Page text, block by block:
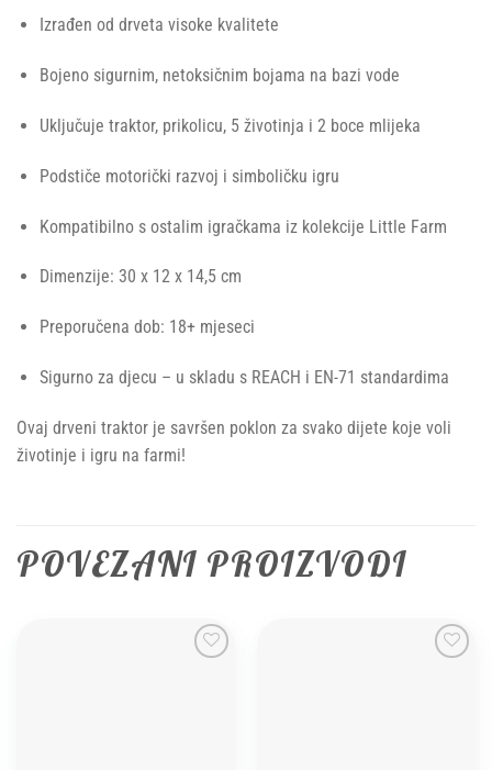
Izrađen od drveta visoke kvalitete
Bojeno sigurnim, netoksičnim bojama na bazi vode
Uključuje traktor, prikolicu, 5 životinja i 2 boce mlijeka
Podstiče motorički razvoj i simboličku igru
Kompatibilno s ostalim igračkama iz kolekcije Little Farm
Dimenzije: 30 x 12 x 14,5 cm
Preporučena dob: 18+ mjeseci
Sigurno za djecu – u skladu s REACH i EN-71 standardima
Ovaj drveni traktor je savršen poklon za svako dijete koje voli
životinje i igru na farmi!
POVEZANI PROIZVODI